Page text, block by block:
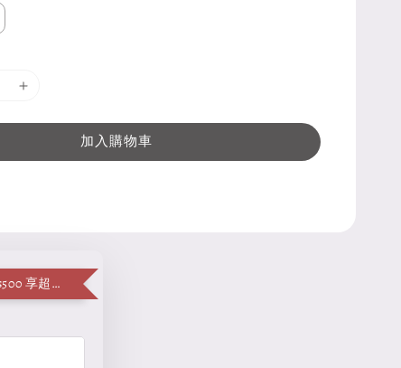
加入購物車
單筆消費滿 $500 享超值加購便當袋